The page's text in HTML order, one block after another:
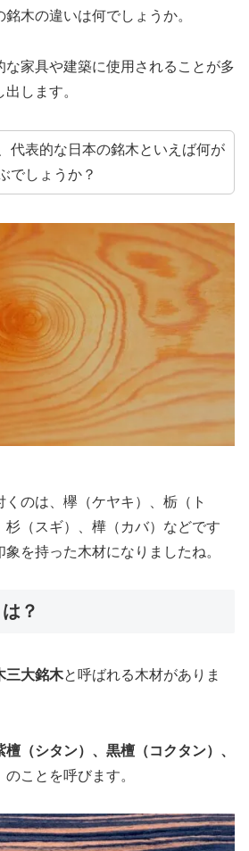
木の違いは何でしょうか。
な家具や建築に使用されることが多
します。
代表的な日本の銘木といえば何が
でしょうか？
のは、欅（ケヤキ）、栃（ト
杉（スギ）、樺（カバ）などです
を持った木材になりましたね。
？
三大銘木と呼ばれる木材がありま
檀（シタン）、黒檀（コクタン）、
のことを呼びます。